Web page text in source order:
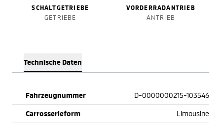
SCHALTGETRIEBE
GETRIEBE
VORDERRADANTRIEB
ANTRIEB
Technische Daten
Fahrzeugnummer D-0000000215-103546
Carrosserieform Limousine